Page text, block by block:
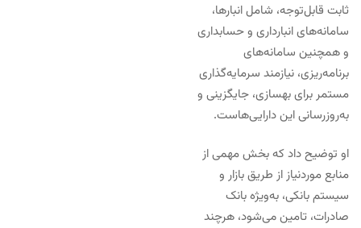
ثابت قابل‌توجه، شامل انبارها،
سامانه‌های انبارداری و حسابداری
و همچنین سامانه‌های
برنامه‌ریزی، نیازمند سرمایه‌گذاری
مستمر برای بهسازی، جایگزینی و
به‌روزرسانی این دارایی‌هاست.
او توضیح داد که بخش مهمی از
منابع موردنیاز از طریق بازار و
سیستم بانکی، به‌ویژه بانک
صادرات، تامین می‌شود، هرچند